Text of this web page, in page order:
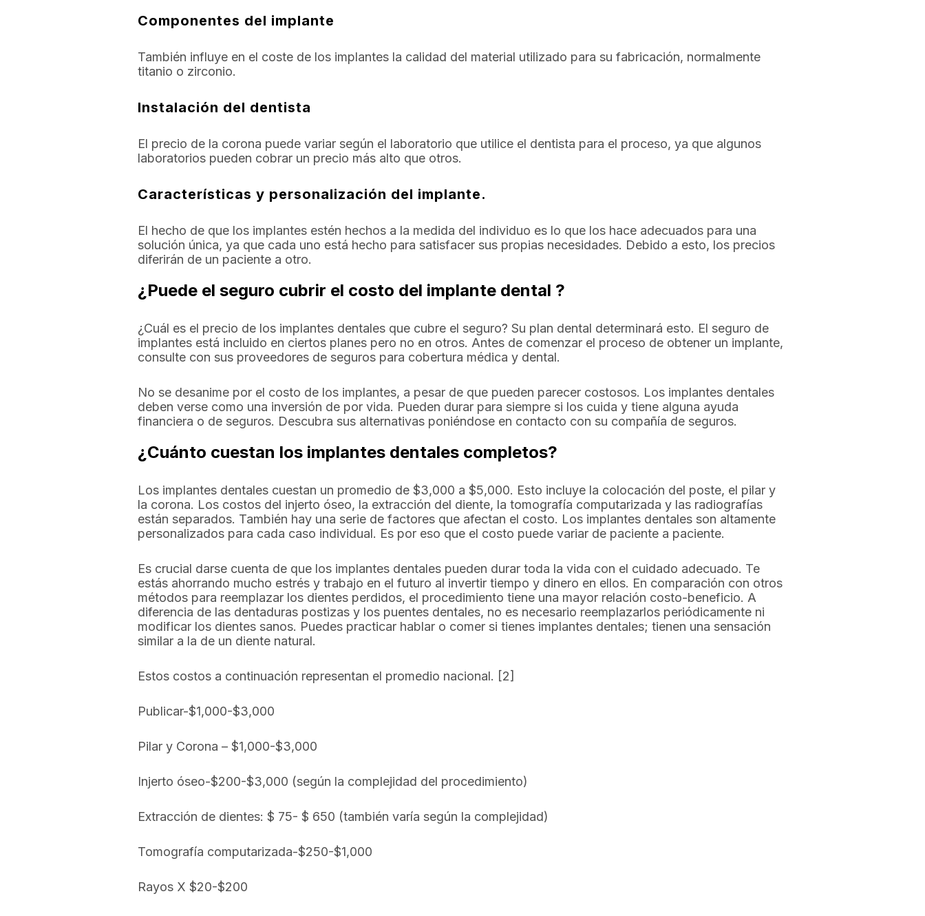
Componentes del implante
También influye en el coste de los implantes la calidad del material utilizado para su fabricación, normalmente
titanio o zirconio.
Instalación del dentista
El precio de la corona puede variar según el laboratorio que utilice el dentista para el proceso, ya que algunos
laboratorios pueden cobrar un precio más alto que otros.
Características y personalización del implante.
El hecho de que los implantes estén hechos a la medida del individuo es lo que los hace adecuados para una
solución única, ya que cada uno está hecho para satisfacer sus propias necesidades. Debido a esto, los precios
diferirán de un paciente a otro.
¿Puede el seguro cubrir el costo del implante dental ?
¿Cuál es el precio de los implantes dentales que cubre el seguro? Su plan dental determinará esto. El seguro de
implantes está incluido en ciertos planes pero no en otros. Antes de comenzar el proceso de obtener un implante,
consulte con sus proveedores de seguros para cobertura médica y dental.
No se desanime por el costo de los implantes, a pesar de que pueden parecer costosos. Los implantes dentales
deben verse como una inversión de por vida. Pueden durar para siempre si los cuida y tiene alguna ayuda
financiera o de seguros. Descubra sus alternativas poniéndose en contacto con su compañía de seguros.
¿Cuánto cuestan los implantes dentales completos?
Los implantes dentales cuestan un promedio de $3,000 a $5,000. Esto incluye la colocación del poste, el pilar y
la corona. Los costos del injerto óseo, la extracción del diente, la tomografía computarizada y las radiografías
están separados. También hay una serie de factores que afectan el costo. Los implantes dentales son altamente
personalizados para cada caso individual. Es por eso que el costo puede variar de paciente a paciente.
Es crucial darse cuenta de que los implantes dentales pueden durar toda la vida con el cuidado adecuado. Te
estás ahorrando mucho estrés y trabajo en el futuro al invertir tiempo y dinero en ellos. En comparación con otros
métodos para reemplazar los dientes perdidos, el procedimiento tiene una mayor relación costo-beneficio. A
diferencia de las dentaduras postizas y los puentes dentales, no es necesario reemplazarlos periódicamente ni
modificar los dientes sanos. Puedes practicar hablar o comer si tienes implantes dentales; tienen una sensación
similar a la de un diente natural.
Estos costos a continuación representan el promedio nacional. [2]
Publicar-$1,000-$3,000
Pilar y Corona – $1,000-$3,000
Injerto óseo-$200-$3,000 (según la complejidad del procedimiento)
Extracción de dientes: $ 75- $ 650 (también varía según la complejidad)
Tomografía computarizada-$250-$1,000
Rayos X $20-$200